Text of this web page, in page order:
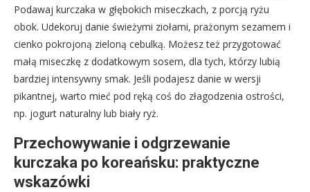
Podawaj kurczaka w głębokich miseczkach, z porcją ryżu
obok. Udekoruj danie świeżymi ziołami, prażonym sezamem i
cienko pokrojoną zieloną cebulką. Możesz też przygotować
małą miseczkę z dodatkowym sosem, dla tych, którzy lubią
bardziej intensywny smak. Jeśli podajesz danie w wersji
pikantnej, warto mieć pod ręką coś do złagodzenia ostrości,
np. jogurt naturalny lub biały ryż.
Przechowywanie i odgrzewanie
kurczaka po koreańsku: praktyczne
wskazówki